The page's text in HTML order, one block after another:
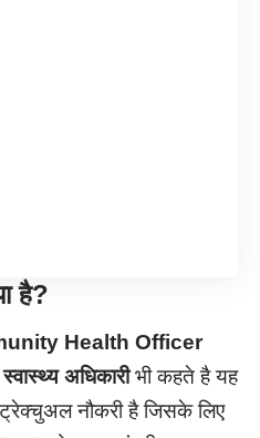
है?
Health Officer
अधिकारीभी कहते है यह
नौकरी है जिसके लिए